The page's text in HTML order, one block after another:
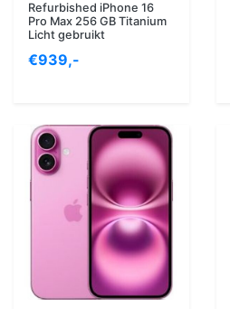
Refurbished iPhone 16
Pro Max 256 GB Titanium
Licht gebruikt
€939,-